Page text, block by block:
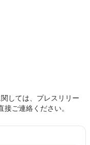
しては、プレスリリー
ご連絡ください。